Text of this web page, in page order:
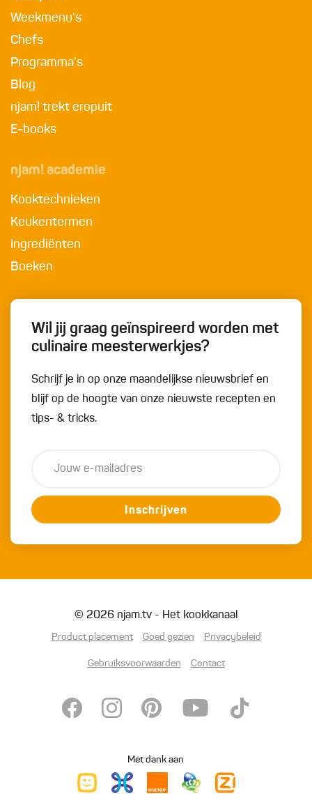
Weekmenu's
Chefs
Programma's
Blog
njam! trekt eropuit
E-books
njam! academie
Kooktechnieken
Keukentermen
Ingrediënten
Boeken
Wil jij graag geïnspireerd worden met
culinaire meesterwerkjes?
Schrijf je in op onze maandelijkse nieuwsbrief en
blijf op de hoogte van onze nieuwste recepten en
tips- & tricks.
Inschrijven
© 2026 njam.tv - Het kookkanaal
Product placement Goed gezien Privacybeleid
Gebruiksvoorwaarden Contact
Met dank aan